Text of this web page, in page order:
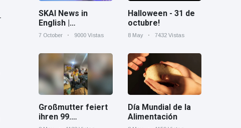
SKAI News in
English |
07/10/2025
7 October 9000 Vistas
Halloween - 31 de
octubre!
8 May 7432 Vistas
Großmutter feiert
ihren 99.
Día Mundial de la
Alimentación